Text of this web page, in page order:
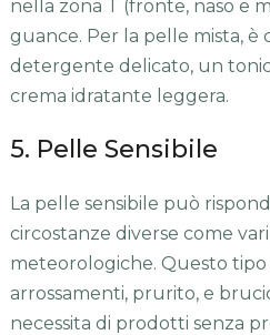
nella zona T (fronte, naso e
guance. Per la pelle mista, è
detergente delicato, un
crema idratante leggera.
5. Pelle Sensibile
La pelle sensibile può
circostanze diverse come
meteorologiche. Questo
arrossamenti, prurito, e
necessita di prodotti senza